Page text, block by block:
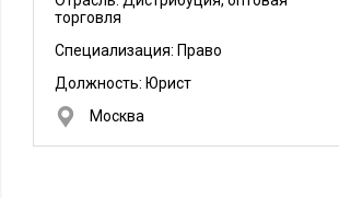
торговля
Специализация: Право
Должность: Юрист
Москва